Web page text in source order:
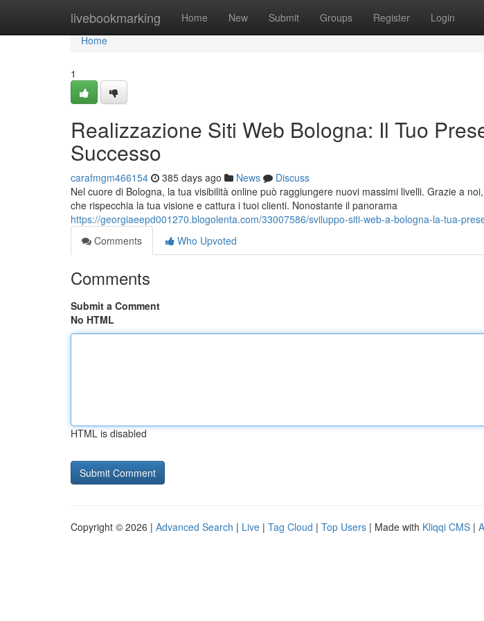
livebookmarking Home New Submit Groups Register Login
Home
Home
1
Realizzazione Siti Web Bologna: Il Tuo
Successo
carafmgm466154 385 days ago News
Discuss
Nel cuore di Bologna, la tua visibilità online può raggiungere nuovi massimi livelli. Grazie a
che rispecchia la tua visione e cattura i tuoi clienti. Nonostante il panorama
https://georgiaeepd001270.blogolenta.com/33007586/sviluppo-siti-web-a-bologna-la-tua-
Comments
Who Upvoted
Comments
Submit a Comment
No HTML
HTML is disabled
Copyright © 2026 | Advanced Search | Live | Tag Cloud | Top Users | Made with Kliqqi CMS |